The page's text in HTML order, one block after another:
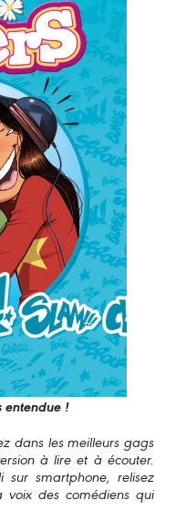
entendue !
dans les meilleurs gags
à lire et à écouter.
smartphone, relisez
des comédiens qui